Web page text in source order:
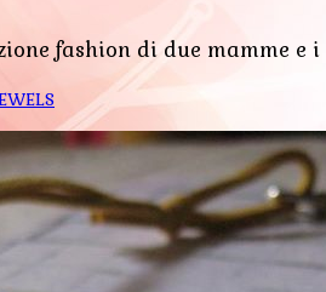
fashion di due mamme e